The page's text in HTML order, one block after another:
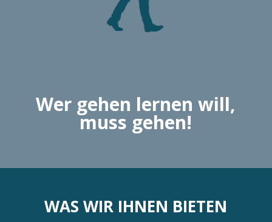
Wer gehen lernen will,
muss gehen!
WAS WIR IHNEN BIETEN